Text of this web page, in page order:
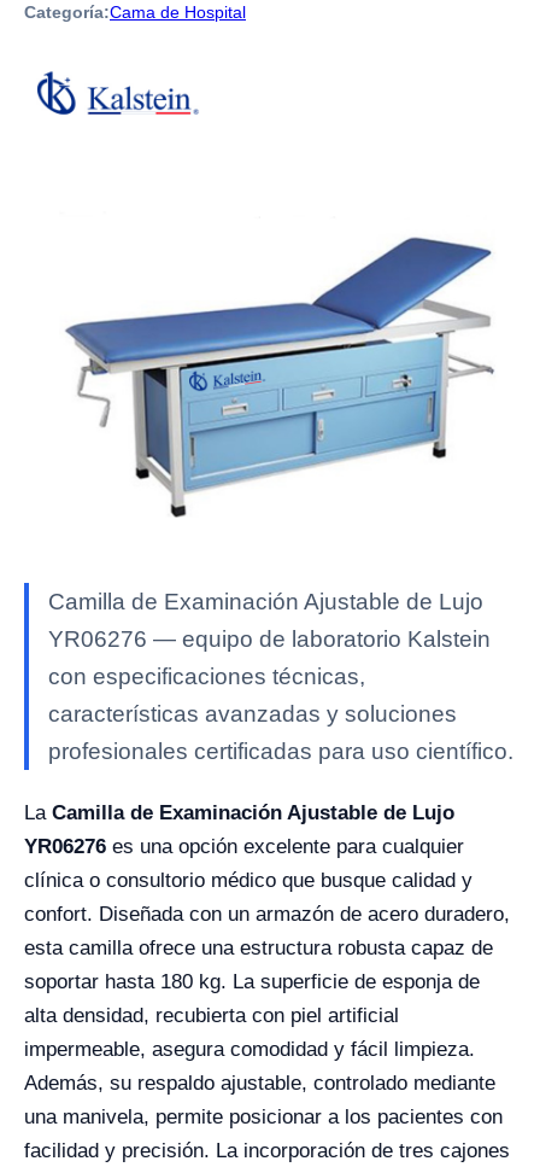
Categoría:Cama de Hospital
Camilla de Examinación Ajustable de Lujo
YR06276 — equipo de laboratorio Kalstein
con especificaciones técnicas,
características avanzadas y soluciones
profesionales certificadas para uso científico.
La Camilla de Examinación Ajustable de Lujo
YR06276 es una opción excelente para cualquier
clínica o consultorio médico que busque calidad y
confort. Diseñada con un armazón de acero duradero,
esta camilla ofrece una estructura robusta capaz de
soportar hasta 180 kg. La superficie de esponja de
alta densidad, recubierta con piel artificial
impermeable, asegura comodidad y fácil limpieza.
Además, su respaldo ajustable, controlado mediante
una manivela, permite posicionar a los pacientes con
facilidad y precisión. La incorporación de tres cajones